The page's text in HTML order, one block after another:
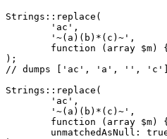
Strings::replace(
);
// dumps ['ac', 'a', '', 'c']
Strings::replace(